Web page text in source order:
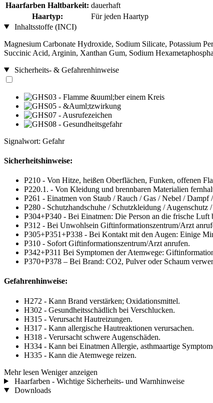
Haarfarben Haltbarkeit: dauerhaft
Haartyp:
Für jeden Haartyp
Inhaltsstoffe (INCI)
Magnesium Carbonate Hydroxide, Sodium Silicate, Potassium
Succinic Acid, Arginin, Xanthan Gum, Sodium
Sicherheits- & Gefahrenhinweise
Signalwort: Gefahr
Sicherheitshinweise:
P210 - Von Hitze, heißen Oberflächen, Funken, offenen
P220.1. - Von Kleidung und brennbaren Materialien
P261 - Einatmen von Staub / Rauch / Gas / Nebel / Dampf
P280 - Schutzhandschuhe / Schutzkleidung / Augenschutz
P304+P340 - Bei Einatmen: Die Person an die frische
P312 - Bei Unwohlsein Giftinformationszentrum/Arzt
P305+P351+P338 - Bei Kontakt mit den Augen: Einige
P310 - Sofort Giftinformationszentrum/Arzt anrufen.
P342+P311 Bei Symptomen der Atemwege:
P370+P378 – Bei Brand: CO2, Pulver oder Schaum
Gefahrenhinweise:
H272 - Kann Brand verstärken; Oxidationsmittel.
H302 - Gesundheitsschädlich bei Verschlucken.
H315 - Verursacht Hautreizungen.
H317 - Kann allergische Hautreaktionen verursachen.
H318 - Verursacht schwere Augenschäden.
H334 - Kann bei Einatmen Allergie, asthmaartige
H335 - Kann die Atemwege reizen.
Mehr lesen Weniger anzeigen
Haarfarben - Wichtige Sicherheits- und Warnhinweise
Downloads